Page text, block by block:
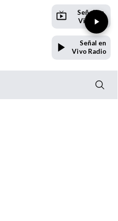
Señal en
Vivo TV
Señal en
Vivo Radio